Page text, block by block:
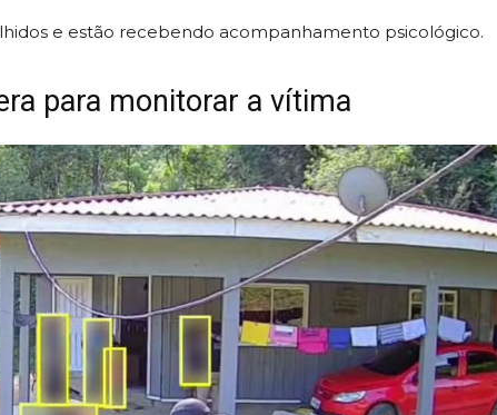
e estão recebendo acompanhamento psicológico.
para monitorar a vítima